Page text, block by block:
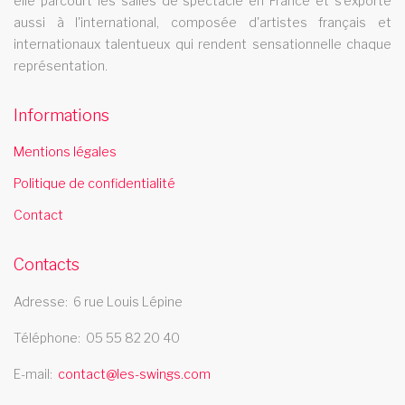
Le music hall Les Swings se deplace dans la rÃ©gion bretagne
revue music hall corse
corse
spectacle de danse auvergne
Les Swings vous propose un spectacle de danse
professionnel et se deplace dans la region auvergne
bourgogne
aussi à l'international, composée d'artistes français et
internationaux talentueux qui rendent sensationnelle chaque
représentation.
Informations
Mentions légales
Politique de confidentialité
Contact
Contacts
Adresse 6 rue Louis Lépine
Téléphone 05 55 82 20 40
E-mail contact@les-swings.com